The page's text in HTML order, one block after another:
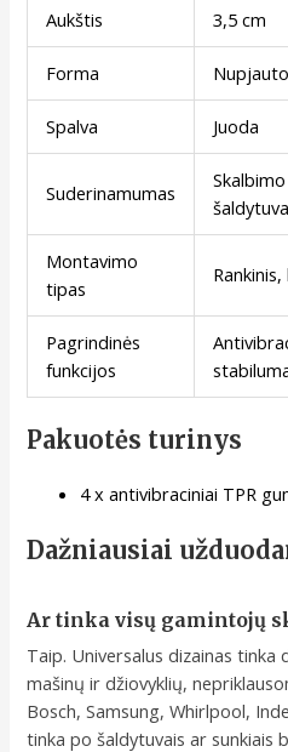
Aukštis 3,5 cm
Forma
Spalva Juoda
Suderinamumas
Montavimo
tipas
Pagrindinės
funkcijos
Pakuotės turinys
4 x antivibraciniai TPR
Dažniausiai
Ar tinka visų gamintojų
Taip. Universalus dizainas tinka
mašinų ir džiovyklių,
Bosch, Samsung, Whirlpool,
tinka po šaldytuvais ar sunkiais